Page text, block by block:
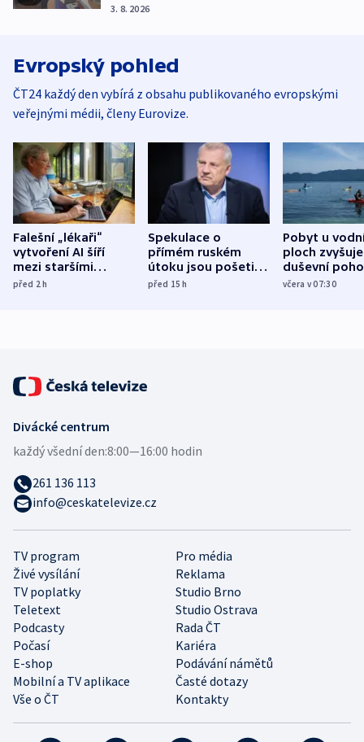
3. 8. 2026
Evropský pohled
ČT24 každý den vybírá z obsahu publikovaného evropskými
veřejnými médii, členy Eurovize.
Falešní „lékaři“
vytvoření AI šíří
mezi staršími
Poláky nebezpečné
před 2h
Spekulace o
přímém ruském
útoku jsou pošetilé,
míní estonský
před 15h
Pobyt u
ploch zvyšuje
duševní
ukázala
včera v 07:30
TV program
Pro média
Živé vysílání
Reklama
TV poplatky
Studio Brno
Teletext
Studio Ostrava
Podcasty
Rada ČT
Počasí
Kariéra
E-shop
Podávání námětů
Mobilní a TV aplikace
Časté dotazy
Vše o ČT
Kontakty
Divácké centrum
každý všední den:8:00—16:00 hodin
261 136 113
info@ceskatelevize.cz